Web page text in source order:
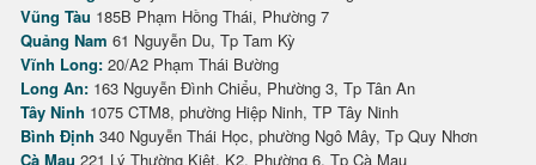
Vũng Tàu 185B Phạm Hồng Thái, Phường 7
Quảng Nam 61 Nguyễn Du, Tp Tam Kỳ
Vĩnh Long: 20/A2 Phạm Thái Bường
Long An: 163 Nguyễn Đình Chiểu, Phường 3, Tp Tân An
Tây Ninh 1075 CTM8, phường Hiệp Ninh, TP Tây Ninh
Bình Định 340 Nguyễn Thái Học, phường Ngô Mây, Tp Quy Nhơn
Cà Mau 221 Lý Thường Kiệt, K2, Phường 6, Tp Cà Mau